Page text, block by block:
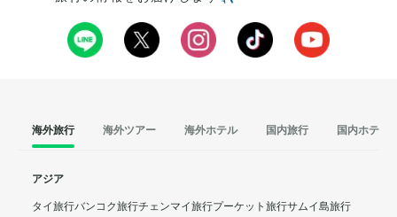
海外旅行 海外ツアー 海外ホテル 国内旅行 国内ホテル
アジア
タイ旅行バンコク旅行チェンマイ旅行プーケット旅行サムイ島旅行